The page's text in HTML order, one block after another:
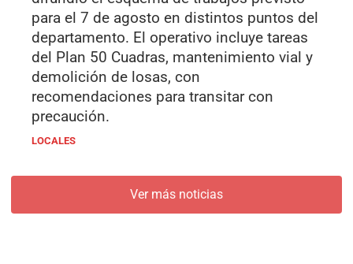
para el 7 de agosto en distintos puntos del
departamento. El operativo incluye tareas
del Plan 50 Cuadras, mantenimiento vial y
demolición de losas, con
recomendaciones para transitar con
precaución.
LOCALES
Ver más noticias